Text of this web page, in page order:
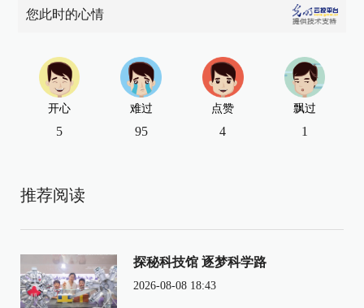
您此时的心情
开心
5
难过
95
点赞
4
飘过
1
推荐阅读
探秘科技馆 逐梦科学路
2026-08-08 18:43